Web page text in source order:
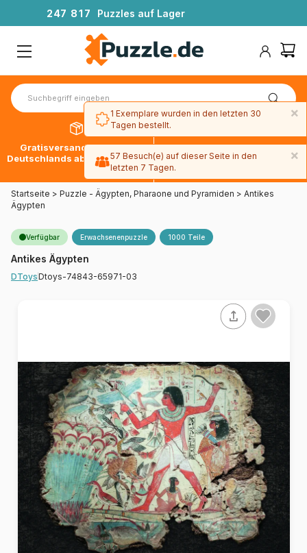
247 81 7 Puzzles auf Lager
Gratisversand innerhalb
Deutschlands ab 49 € mit DPD
30 Tage später bezahlen
mit Paypal
Startseite > Puzzle - Ägypten, Pharaone und Pyramiden > Antikes
Ägypten
Verfügbar Erwachsenenpuzzle 1000 Teile
Antikes Ägypten
DToysDtoys-74843-65971-03
×
1 Exemplare wurden in den letzten 30
Tagen bestellt.
×
57 Besuch(e) auf dieser Seite in den
letzten 7 Tagen.